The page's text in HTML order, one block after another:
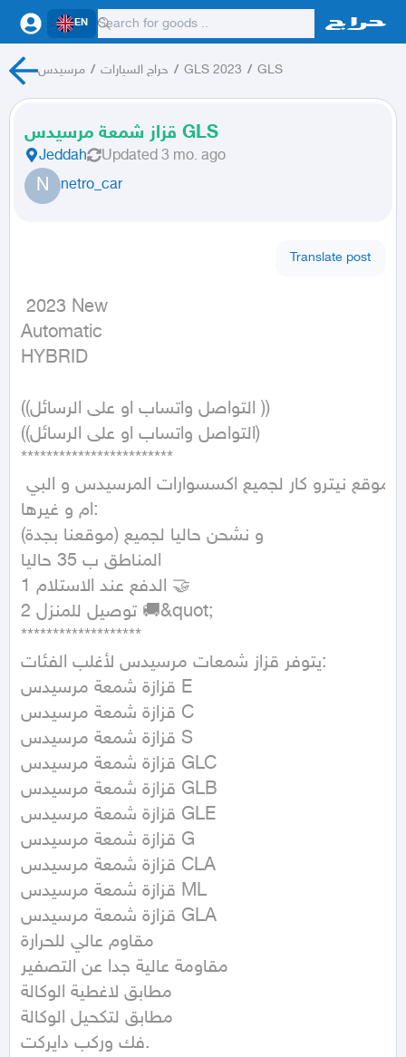
EN
مرسيدس / حراج السيارات / GLS 2023 / GLS
قزاز شمعة مرسيدس GLS
Jeddah Updated 3 mo. ago
N netro_car
Translate post
Automatic
HYBRID
((التواصل واتساب او على الرسائل ))
((التواصل واتساب او على الرسائل)
************************
ام و غيرها:
(موقعنا بجدة) و نشحن حاليا لجميع
المناطق ب 35 حاليا
1 الدفع عند الاستلام 🤝
2 توصيل للمنزل 🚚&quot;
*******************
يتوفر قزاز شمعات مرسيدس لأغلب الفئات:
قزازة شمعة مرسيدس E
قزازة شمعة مرسيدس C
قزازة شمعة مرسيدس S
قزازة شمعة مرسيدس GLC
قزازة شمعة مرسيدس GLB
قزازة شمعة مرسيدس GLE
قزازة شمعة مرسيدس G
قزازة شمعة مرسيدس CLA
قزازة شمعة مرسيدس ML
قزازة شمعة مرسيدس GLA
مقاوم عالي للحرارة
مقاومة عالية جدا عن التصفير
مطابق لاغطية الوكالة
مطابق لتكحيل الوكالة
فك وركب دايركت.